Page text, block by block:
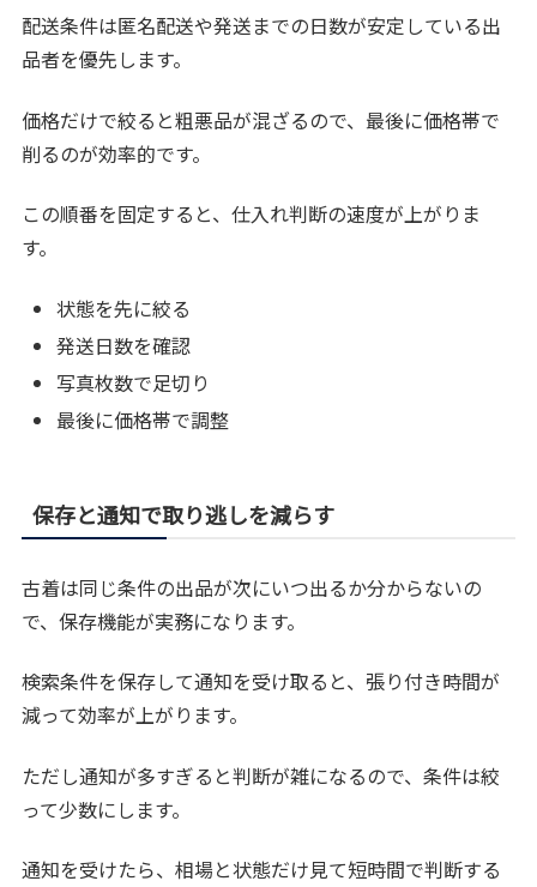
配送条件は匿名配送や発送までの日数が安定している出
品者を優先します。
価格だけで絞ると粗悪品が混ざるので、最後に価格帯で
削るのが効率的です。
この順番を固定すると、仕入れ判断の速度が上がりま
す。
状態を先に絞る
発送日数を確認
写真枚数で足切り
最後に価格帯で調整
保存と通知で取り逃しを減らす
古着は同じ条件の出品が次にいつ出るか分からないの
で、保存機能が実務になります。
検索条件を保存して通知を受け取ると、張り付き時間が
減って効率が上がります。
ただし通知が多すぎると判断が雑になるので、条件は絞
って少数にします。
通知を受けたら、相場と状態だけ見て短時間で判断する